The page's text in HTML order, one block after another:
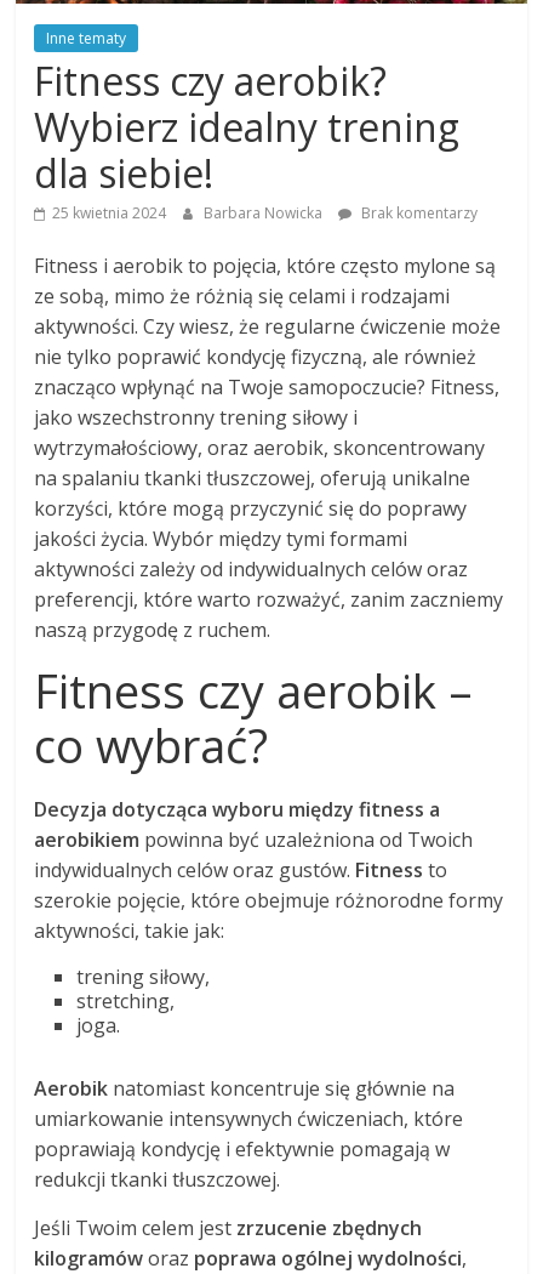
Inne tematy
Fitness czy aerobik?
Wybierz idealny trening
dla siebie!
25 kwietnia 2024 Barbara Nowicka Brak komentarzy
Fitness i aerobik to pojęcia, które często mylone są
ze sobą, mimo że różnią się celami i rodzajami
aktywności. Czy wiesz, że regularne ćwiczenie może
nie tylko poprawić kondycję fizyczną, ale również
znacząco wpłynąć na Twoje samopoczucie? Fitness,
jako wszechstronny trening siłowy i
wytrzymałościowy, oraz aerobik, skoncentrowany
na spalaniu tkanki tłuszczowej, oferują unikalne
korzyści, które mogą przyczynić się do poprawy
jakości życia. Wybór między tymi formami
aktywności zależy od indywidualnych celów oraz
preferencji, które warto rozważyć, zanim zaczniemy
naszą przygodę z ruchem.
Fitness czy aerobik –
co wybrać?
Decyzja dotycząca wyboru między fitness a
aerobikiem powinna być uzależniona od Twoich
indywidualnych celów oraz gustów. Fitness to
szerokie pojęcie, które obejmuje różnorodne formy
aktywności, takie jak:
trening siłowy,
stretching,
joga.
Aerobik natomiast koncentruje się głównie na
umiarkowanie intensywnych ćwiczeniach, które
poprawiają kondycję i efektywnie pomagają w
redukcji tkanki tłuszczowej.
Jeśli Twoim celem jest zrzucenie zbędnych
kilogramóworaz poprawa ogólnej wydolności,